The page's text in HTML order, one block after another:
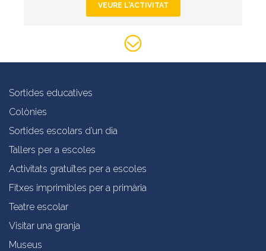
VEURE L'ACTIVITAT
Sortides educatives
Colònies
Sortides escolars d’un dia
Tallers per a escoles
Activitats gratuïtes per a escoles
Fitxes imprimibles per a primària
Teatre escolar
Visitar una granja
Museus